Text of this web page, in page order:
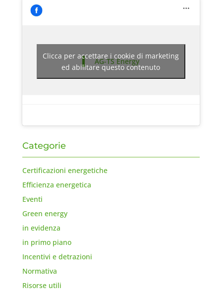
AG-TS Energy
Clicca per accettare i cookie di marketing
ed abilitare questo contenuto
Categorie
Certificazioni energetiche
Efficienza energetica
Eventi
Green energy
in evidenza
in primo piano
Incentivi e detrazioni
Normativa
Risorse utili